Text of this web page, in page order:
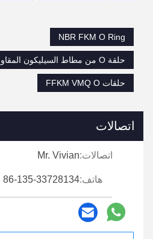
NBR FKM O Ring
حلقة O من مطاط السيليكون المقاوم للاهتراء
حلقات FFKM VMQ O
اتصالات
اتصالات:Mr. Vivian
هاتف:86-135-33728134